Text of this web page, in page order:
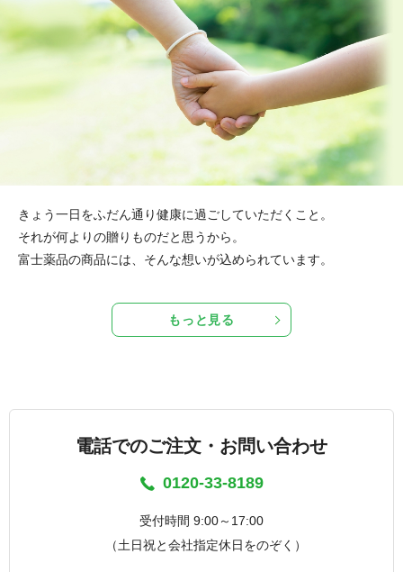
きょう一日をふだん通り健康に過ごしていただくこと。
それが何よりの贈りものだと思うから。
富士薬品の商品には、そんな想いが込められています。
もっと見る
電話でのご注文・お問い合わせ
0120-33-8189
受付時間 9:00～17:00
（土日祝と会社指定休日をのぞく）